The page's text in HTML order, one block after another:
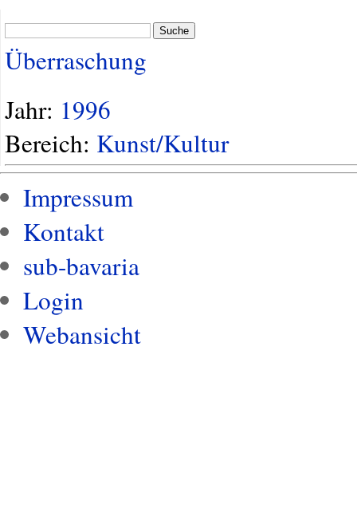
Suche
Überraschung
Jahr: 1996
Bereich: Kunst/Kultur
Impressum
Kontakt
sub-bavaria
Login
Webansicht